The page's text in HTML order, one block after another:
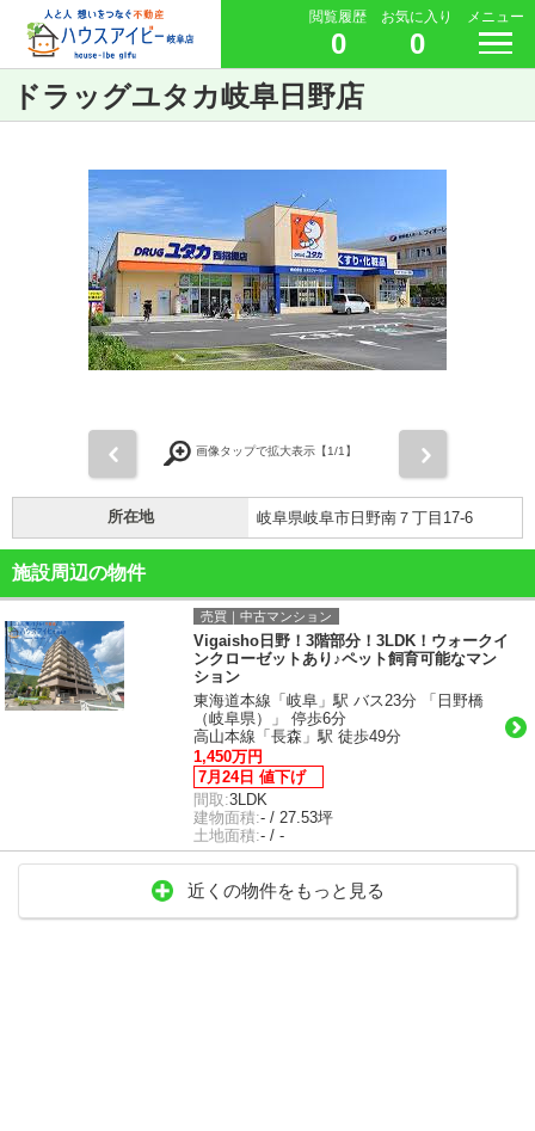
閲覧履歴
0
お気に入り
0
メニュー
ドラッグユタカ岐阜日野店
画像タップで拡大表示【1/1】
所在地 岐阜県岐阜市日野南７丁目17-6
施設周辺の物件
売買｜中古マンション
Vigaisho日野！3階部分！3LDK！ウォークイ
ンクローゼットあり♪ペット飼育可能なマン
ション
東海道本線「岐阜」駅 バス23分 「日野橋
（岐阜県）」 停歩6分
高山本線「長森」駅 徒歩49分
1,450万円
7月24日 値下げ
間取:3LDK
建物面積:- / 27.53坪
土地面積:- / -
近くの物件をもっと見る